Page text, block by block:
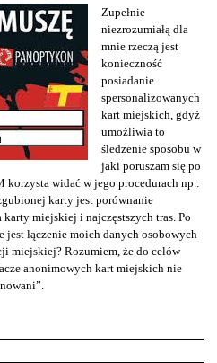
Zupełnie
niezrozumiałą dla
mnie rzeczą jest
konieczność
posiadanie
spersonalizowanych
kart miejskich, gdyż
umożliwia to
śledzenie sposobu w
jaki poruszam się po
korzysta widać w jego procedurach np.:
karty jest porównanie
miejskiej i najczęstszych tras. Po
jest łączenie moich danych osobowych
miejskiej? Rozumiem, że do celów
anonimowych kart miejskich nie